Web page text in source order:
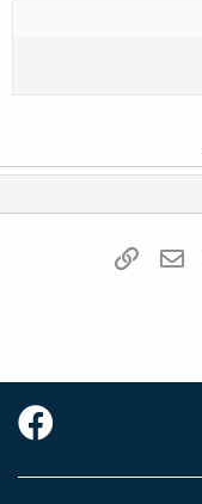
WhatsAppדואר אלקטרוני